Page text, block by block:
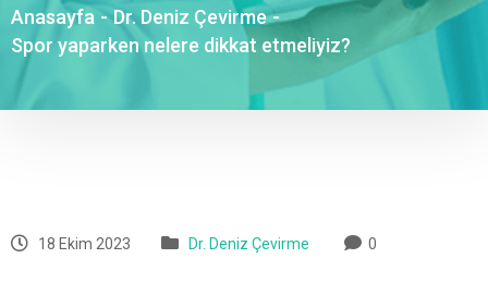
Anasayfa - Dr. Deniz Çevirme -
Spor yaparken nelere dikkat etmeliyiz?
18 Ekim 2023 Dr. Deniz Çevirme 0